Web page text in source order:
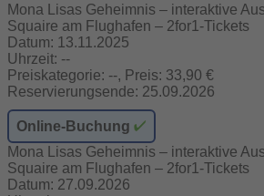
Mona Lisas Geheimnis – interaktive
Squaire am Flughafen – 2for1-Tickets
Datum: 13.11.2025
Uhrzeit: --
Preiskategorie: --, Preis: 33,90 €
Reservierungsende: 25.09.2026
Online-Buchung
Mona Lisas Geheimnis – interaktive
Squaire am Flughafen – 2for1-Tickets
Datum: 27.09.2026